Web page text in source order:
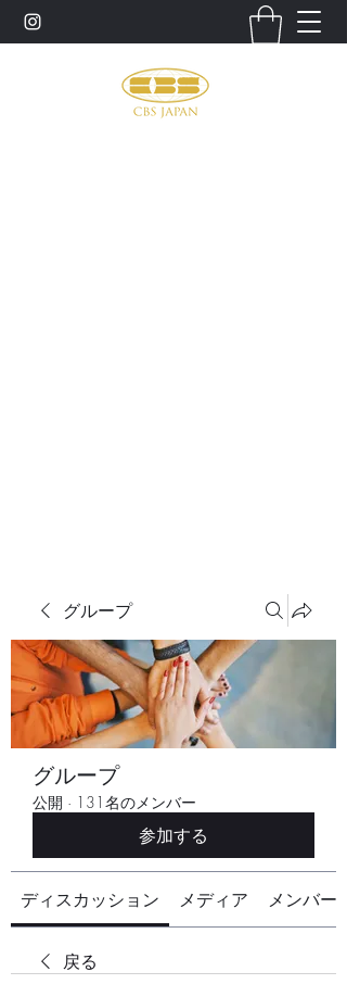
グループ
グループ
公開 · 131名のメンバー
参加する
ディスカッション メディア メンバー
戻る